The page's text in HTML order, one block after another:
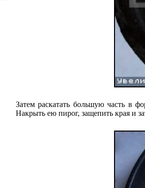
Затем раскатать большую часть в
Накрыть ею пирог, защепить края и